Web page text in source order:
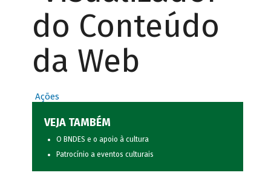
do Conteúdo
da Web
Ações
VEJA TAMBÉM
O BNDES e o apoio à cultura
Patrocínio a eventos culturais